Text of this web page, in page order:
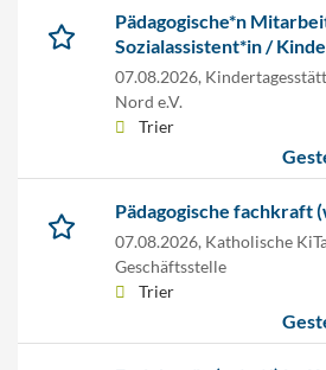
Pädagogische*n
Sozialassistent*in /
07.08.2026,
Nord e.V.
Trier
Pädagogische fachkraft
07.08.2026, Katholische
Geschäftsstelle
Trier